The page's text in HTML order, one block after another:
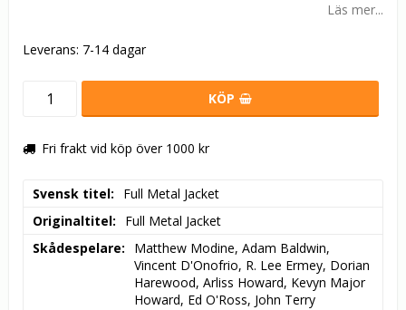
Läs mer...
Leverans: 7-14 dagar
KÖP
Fri frakt vid köp över 1000 kr
Svensk titel
Full Metal Jacket
Originaltitel
Full Metal Jacket
Skådespelare
Matthew Modine, Adam Baldwin,
Vincent D'Onofrio, R. Lee Ermey, Dorian
Harewood, Arliss Howard, Kevyn Major
Howard, Ed O'Ross, John Terry